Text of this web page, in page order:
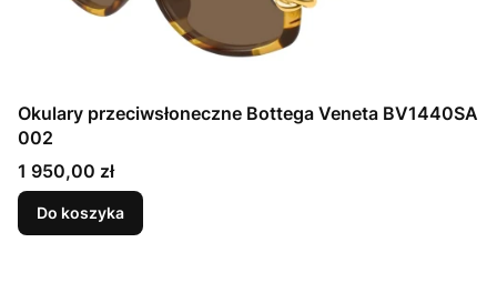
Okulary przeciwsłoneczne Bottega Veneta BV1440SA
002
Cena
1 950,00 zł
Do koszyka